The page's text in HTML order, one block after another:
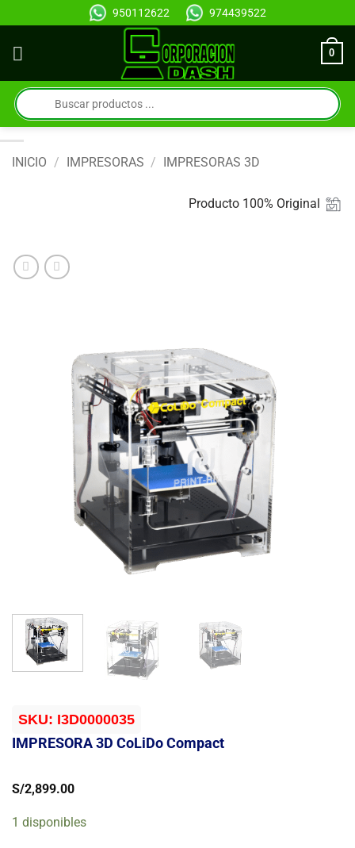
al
contenido
950112622 974439522
0
Búsqueda
de
productos
INICIO / IMPRESORAS / IMPRESORAS 3D
Producto 100% Original
SKU: I3D0000035
IMPRESORA 3D CoLiDo Compact
S/2,899.00
1 disponibles